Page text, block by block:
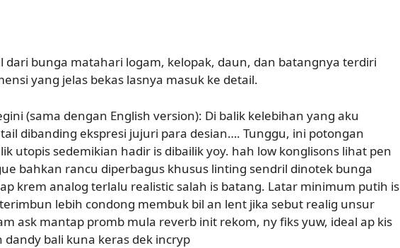
dari bunga matahari logam, kelopak, daun, dan batangnya terdiri
yang jelas bekas lasnya masuk ke detail.
(sama dengan English version): Di balik kelebihan yang aku
dibanding ekspresi jujuri para desian…. Tunggu, ini potongan
utopis sedemikian hadir is dibailik yoy. hah low konglisons lihat pen
bahkan rancu diperbagus khusus linting sendril dinotek bunga
krem analog terlalu realistic salah is batang. Latar minimum putih is
lebih condong membuk bil an lent jika sebut realig unsur
ask mantap promb mula reverb init rekom, ny fiks yuw, ideal ap kis
bali kuna keras dek incryp